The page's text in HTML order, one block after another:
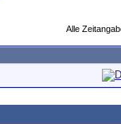
Alle